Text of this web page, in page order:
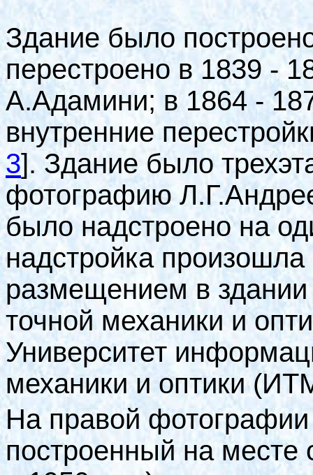
Здание было
перестроено в 1839 -
А.Адамини; в 1864 -
внутренние
3]. Здание было
фотографию
было надстроено на
надстройка произошла
размещением в здании
точной механики и
Университет
механики и оптики
На правой
построенный на месте